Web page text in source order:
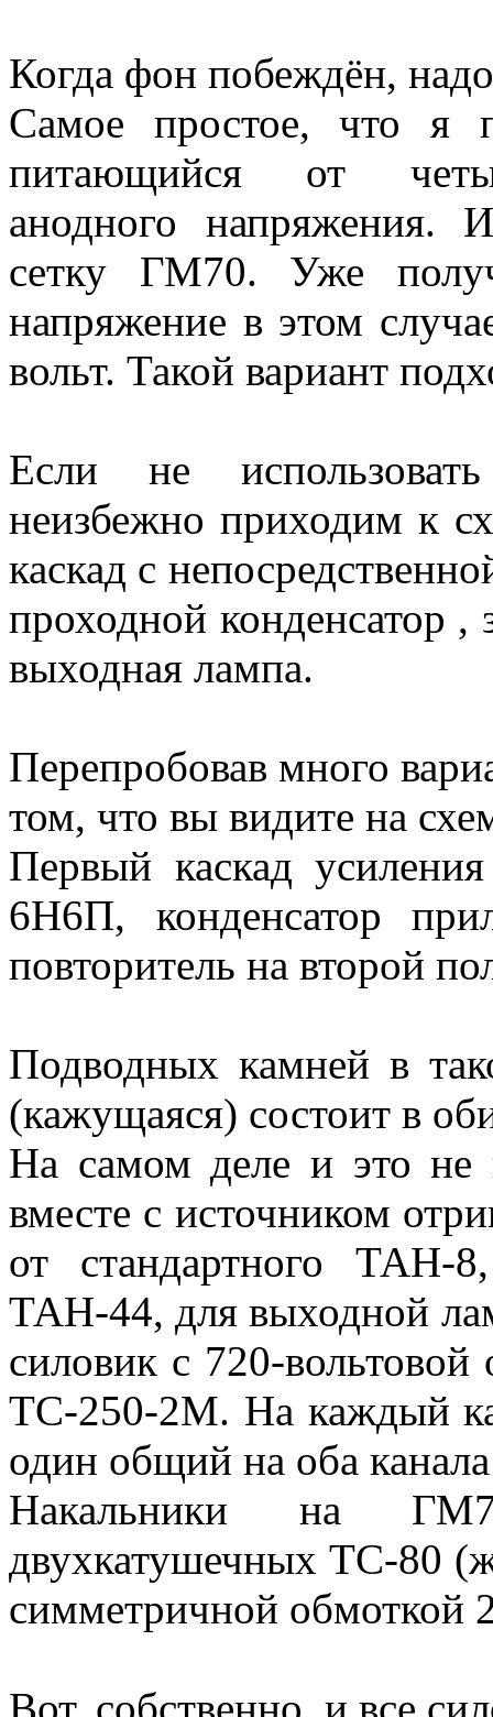
Когда фон побеждён,
Самое простое, что я
питающийся от
анодного напряжения.
сетку ГМ70. Уже
напряжение в этом
вольт. Такой вариант
Если не
неизбежно приходим к
каскад с
проходной конденсатор ,
выходная лампа.
Перепробовав много
том, что вы видите на
Первый каскад
6Н6П, конденсатор
повторитель на второй
Подводных камней в
(кажущаяся) состоит в
На самом деле и это не
вместе с источником
от стандартного ТАН-
ТАН-44, для выходной
силовик с 720-
ТС-250-2М. На каждый
один общий на оба
Накальники на
двухкатушечных ТС-80
симметричной обмоткой